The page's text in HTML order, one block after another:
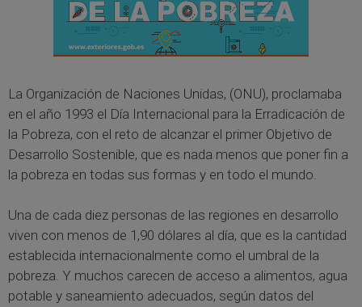
La Organización de Naciones Unidas, (ONU), proclamaba
en el año 1993 el Día Internacional para la Erradicación de
la Pobreza, con el reto de alcanzar el primer Objetivo de
Desarrollo Sostenible, que es nada menos que poner fin a
la pobreza en todas sus formas y en todo el mundo.
Una de cada diez personas de las regiones en desarrollo
viven con menos de 1,90 dólares al día, que es la cantidad
establecida internacionalmente como el umbral de la
pobreza. Y muchos carecen de acceso a alimentos, agua
potable y saneamiento adecuados, según datos del